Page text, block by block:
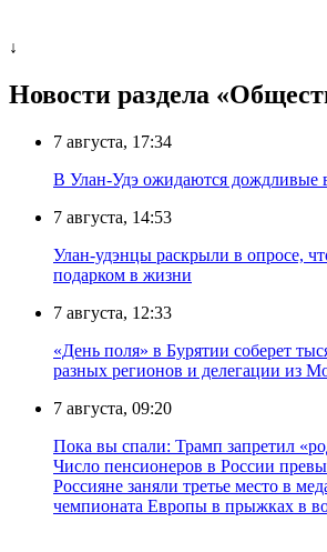
↓
Новости раздела
7 августа, 17:34
В Улан-Удэ ожидаются дождливые
7 августа, 14:53
Улан-удэнцы раскрыли в опросе,
подарком в жизни
7 августа, 12:33
«День поля» в Бурятии соберет
разных регионов и делегации из
7 августа, 09:20
Пока вы спали: Трамп запретил
Число пенсионеров в России
Россияне заняли третье место в
чемпионата Европы в прыжках в